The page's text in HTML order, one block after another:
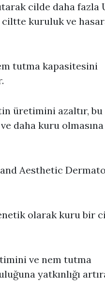
cilde daha fazla
ciltte kuruluk ve
tutma kapasitesini
üretimini azaltır, bu
daha kuru
Aesthetic
olarak kuru bir
ve nem tutma
yatkınlığı